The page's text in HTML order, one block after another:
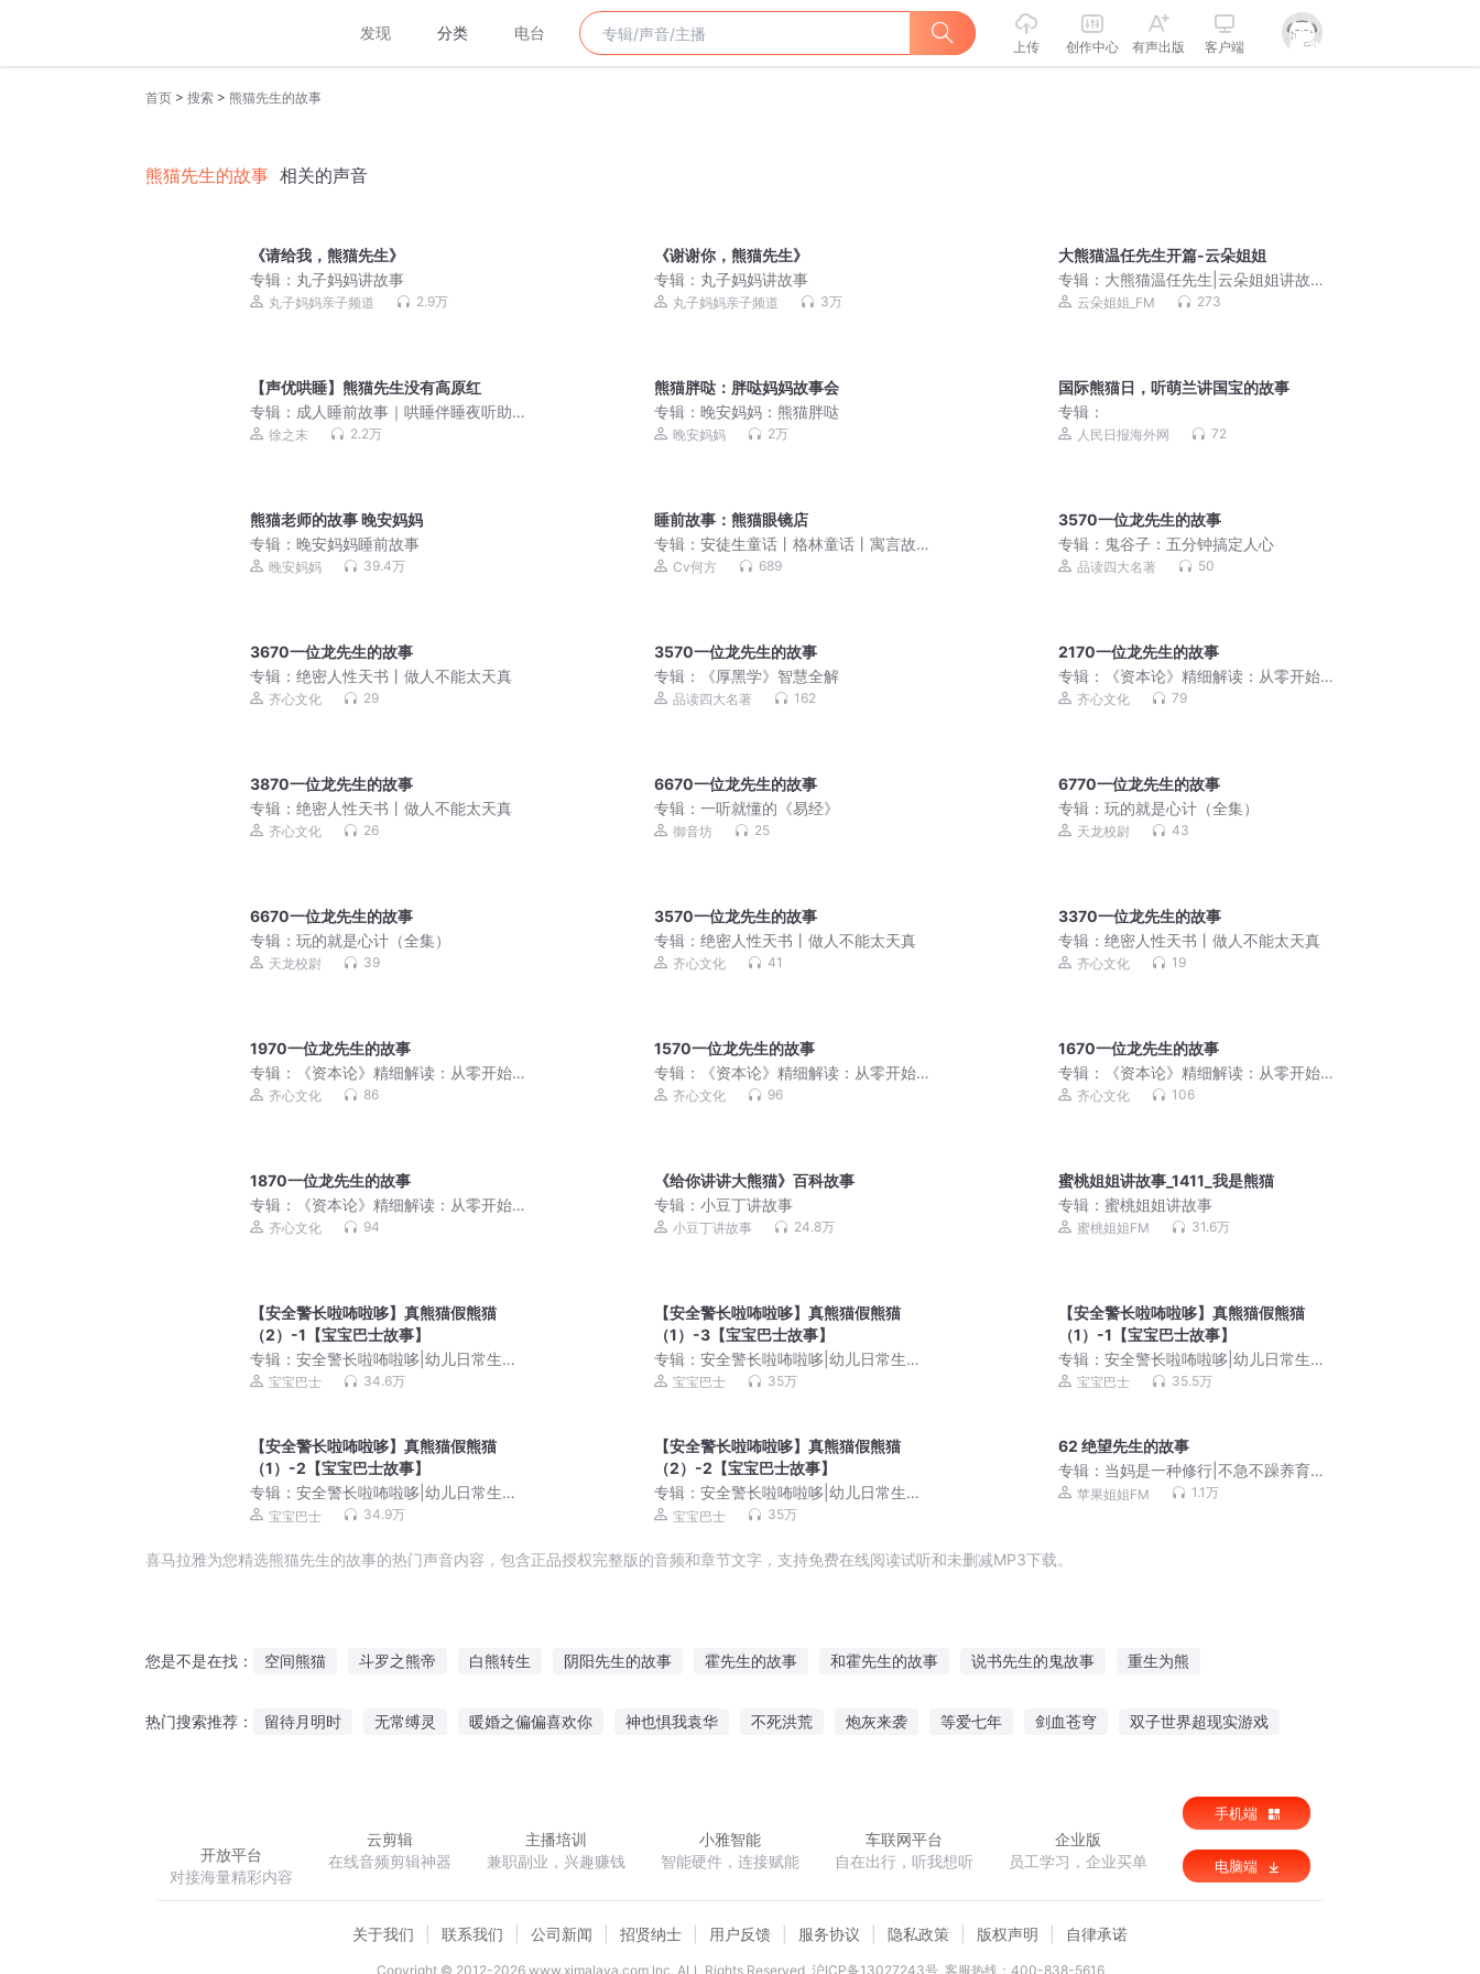
发现 分类 电台
上传 创作中心 有声出版 客户端
首页 > 搜索 > 熊猫先生的故事
熊猫先生的故事 相关的声音
《请给我，熊猫先生》
专辑： 丸子妈妈讲故事
丸子妈妈亲子频道 2.9万
《谢谢你，熊猫先生》
专辑： 丸子妈妈讲故事
丸子妈妈亲子频道 3万
大熊猫温任先生开篇-云朵姐姐
专辑： 大熊猫温任先生|云朵姐姐讲故事|
儿童故事|趣味童话|知识科普|国宝大熊
云朵姐姐_FM 273
【声优哄睡】熊猫先生没有高原红
专辑： 成人睡前故事｜哄睡伴睡夜听助
眠电台
徐之末 2.2万
熊猫胖哒：胖哒妈妈故事会
专辑：晚安妈妈：熊猫胖哒
晚安妈妈 2万
国际熊猫日，听萌兰讲国宝的故事
专辑：
人民日报海外网 72
熊猫老师的故事 晚安妈妈
专辑： 晚安妈妈睡前故事
晚安妈妈 39.4万
睡前故事：熊猫眼镜店
专辑：安徒生童话丨格林童话丨寓言故
事丨神话故事丨成语故事
Cv何方 689
3570一位龙先生的故事
专辑： 鬼谷子：五分钟搞定人心
品读四大名著 50
3670一位龙先生的故事
专辑： 绝密人性天书丨做人不能太天真
齐心文化 29
3570一位龙先生的故事
专辑：
《厚黑学》智慧全解
品读四大名著 162
2170一位龙先生的故事
专辑：
《资本论》精细解读：从零开始
读懂经济学
齐心文化 79
3870一位龙先生的故事
专辑： 绝密人性天书丨做人不能太天真
齐心文化 26
6670一位龙先生的故事
专辑：一听就懂的《易经》
御音坊 25
6770一位龙先生的故事
专辑：玩的就是心计（全集）
天龙校尉 43
6670一位龙先生的故事
专辑： 玩的就是心计（全集）
天龙校尉 39
3570一位龙先生的故事
专辑：绝密人性天书丨做人不能太天真
齐心文化 41
3370一位龙先生的故事
专辑：绝密人性天书丨做人不能太天真
齐心文化 19
1970一位龙先生的故事
专辑：
《资本论》精细解读：从零开始
读懂经济学
齐心文化 86
1570一位龙先生的故事
专辑：
《资本论》精细解读：从零开始
读懂经济学
齐心文化 96
1670一位龙先生的故事
专辑：
《资本论》精细解读：从零开始
读懂经济学
齐心文化 106
1870一位龙先生的故事
专辑：
《资本论》精细解读：从零开始
读懂经济学
齐心文化 94
《给你讲讲大熊猫》百科故事
专辑：小豆丁讲故事
小豆丁讲故事 24.8万
蜜桃姐姐讲故事_1411_我是熊猫
专辑：蜜桃姐姐讲故事
蜜桃姐姐FM 31.6万
【安全警长啦咘啦哆】真熊猫假熊猫
（2）-1【宝宝巴士故事】
专辑： 安全警长啦咘啦哆|幼儿日常生活
安全科普|宝宝巴士
宝宝巴士 34.6万
【安全警长啦咘啦哆】真熊猫假熊猫
（1）-3【宝宝巴士故事】
专辑：安全警长啦咘啦哆|幼儿日常生活
安全科普|宝宝巴士
宝宝巴士 35万
【安全警长啦咘啦哆】真熊猫假熊猫
（1）-1【宝宝巴士故事】
专辑：安全警长啦咘啦哆|幼儿日常生活
安全科普|宝宝巴士
宝宝巴士 35.5万
【安全警长啦咘啦哆】真熊猫假熊猫
（1）-2【宝宝巴士故事】
专辑： 安全警长啦咘啦哆|幼儿日常生活
安全科普|宝宝巴士
宝宝巴士 34.9万
【安全警长啦咘啦哆】真熊猫假熊猫
（2）-2【宝宝巴士故事】
专辑：安全警长啦咘啦哆|幼儿日常生活
安全科普|宝宝巴士
宝宝巴士 35万
62 绝望先生的故事
专辑： 当妈是一种修行|不急不躁养育男
孩女孩|正面管教
苹果姐姐FM 1.1万
喜马拉雅为您精选熊猫先生的故事的热门声音内容，包含正品授权完整版的音频和章节文字，支持免费在线阅读试听和未删减MP3下载。
您是不是在找： 空间熊猫 斗罗之熊帝 白熊转生 阴阳先生的故事 霍先生的故事 和霍先生的故事 说书先生的鬼故事 重生为熊
热门搜索推荐： 留待月明时 无常缚灵 暖婚之偏偏喜欢你 神也惧我袁华 不死洪荒 炮灰来袭 等爱七年 剑血苍穹 双子世界超现实游戏
开放平台
对接海量精彩内容
云剪辑
在线音频剪辑神器
主播培训
兼职副业，兴趣赚钱
小雅智能
智能硬件，连接赋能
车联网平台
自在出行，听我想听
企业版
员工学习，企业买单
手机端
电脑端
关于我们 联系我们 公司新闻 招贤纳士 用户反馈 服务协议 隐私政策 版权声明 自律承诺
Copyright © 2012-2026www.ximalaya.com lnc. ALL Rights Reserved 沪ICP备13027243号 客服热线：400-838-5616